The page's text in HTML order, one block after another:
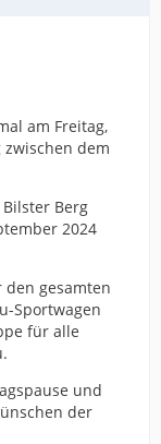
am Freitag,
zwischen dem
Berg
2024
gesamten
Sportwagen
für alle
und
der